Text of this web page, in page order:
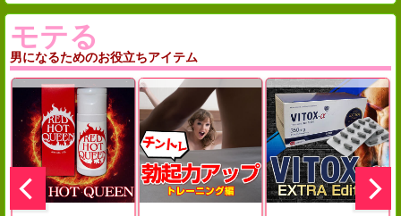
モテる
男になるためのお役立ちアイテム